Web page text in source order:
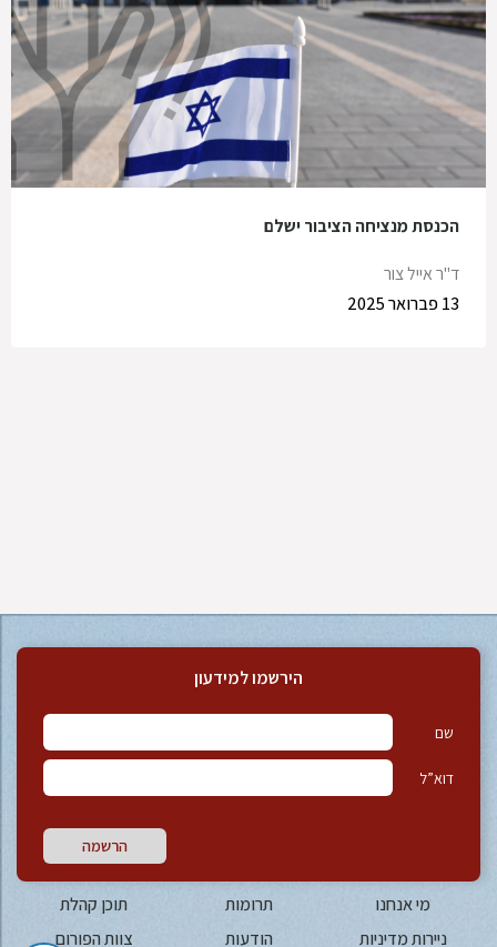
הכנסת מנציחה הציבור ישלם
ד"ר אייל צור
13 פברואר 2025
הירשמו למידעון
שם
דוא”ל
הרשמה
מי אנחנו תרומות
תוכן קהלת
ניירות מדיניות
הודעות צוות הפורום